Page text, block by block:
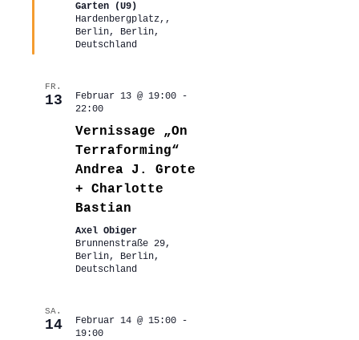
Garten (U9)
Hardenbergplatz,,
Berlin, Berlin,
Deutschland
FR.
13 Februar 13 @ 19:00-
22:00
Vernissage „On
Terraforming“
Andrea J. Grote
+ Charlotte
Bastian
Axel Obiger
Brunnenstraße 29,
Berlin, Berlin,
Deutschland
SA.
14 Februar 14 @ 15:00-
19:00